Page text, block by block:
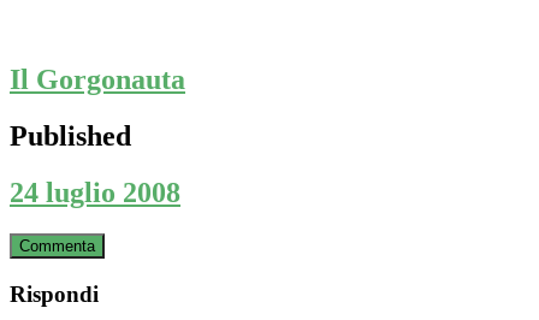
Il Gorgonauta
Published
24 luglio 2008
Commenta
Rispondi